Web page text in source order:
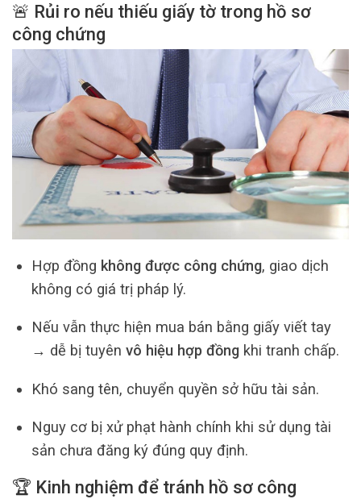
🚨 Rủi ro nếu thiếu giấy tờ trong hồ sơ
công chứng
Hợp đồng không được công chứng, giao dịch
không có giá trị pháp lý.
Nếu vẫn thực hiện mua bán bằng giấy viết tay
→ dễ bị tuyên vô hiệu hợp đồngkhi tranh chấp.
Khó sang tên, chuyển quyền sở hữu tài sản.
Nguy cơ bị xử phạt hành chính khi sử dụng tài
sản chưa đăng ký đúng quy định.
🏆 Kinh nghiệm để tránh hồ sơ công